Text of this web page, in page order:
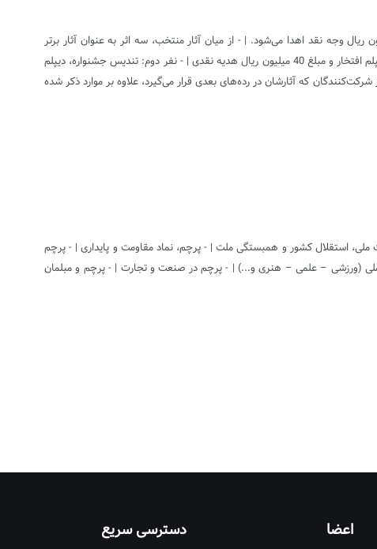
که آثارشان توسط گروه داوران برای شرکت در نمایشگاه معرفی می‌شوند، یک جلد کتاب جشنواره، لوح شرکت در جشنواره و مبلغ 1 میلیون ریال وجه نقد اهدا می‌شود. | - از میان آثار منتخب، سه اثر به عنوان آثار بر‌تر
جشنواره در بخش عکس معرفی و به صاحبان آثار، علاوه بر موارد ذکر شده در بند یک، هدایایی به شرح زیر اهدا خواهد شد: | - نفر اول: تندیس جشنواره، دیپلم افتخار و مبلغ 40 میلیون ریال هدیه نقدی | - نفر دوم: تندیس جشنواره، دیپلم
هدیه نقدی | - با رأی هیأت داوران به پنج نفر از شرکت‌کنندگان که آثارشان در رده‌های بعدی قرار می‌گیرد، علاوه بر موارد ذکر شده
ملی، استقلال کشور و همبستگی ملت | - پرچم، نماد مقاومت و پایداری | - پرچم
ملی (ورزشی – علمی – هنری و...) | - پرچم در صنعت و تجارت | - پرچم و مبلمان
اعضا دسترسی سریع